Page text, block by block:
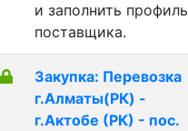
и заполнить профиль
поставщика.
Закупка: Перевозка
г.Алматы(РК) -
г.Актобе (РК) - пос.